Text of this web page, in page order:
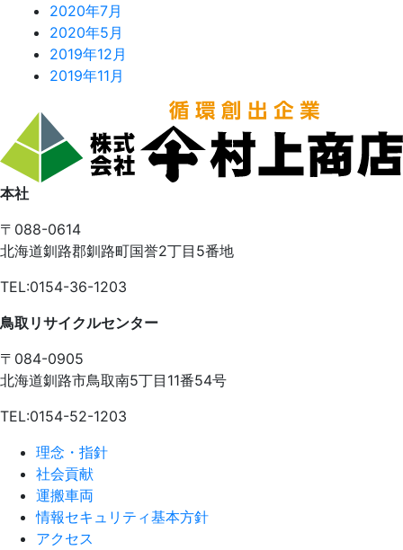
2020年7月
2020年5月
2019年12月
2019年11月
本社
〒088-0614
北海道釧路郡釧路町国誉2丁目5番地
TEL:0154-36-1203
鳥取リサイクルセンター
〒084-0905
北海道釧路市鳥取南5丁目11番54号
TEL:0154-52-1203
理念・指針
社会貢献
運搬車両
情報セキュリティ基本方針
アクセス